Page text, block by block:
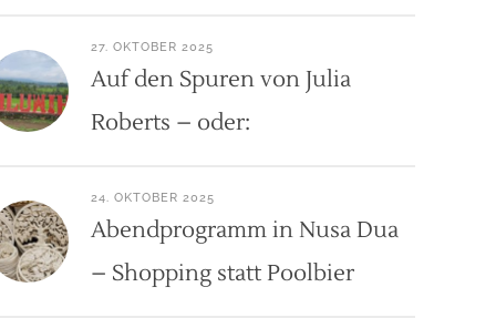
27. OKTOBER 2025
Auf den Spuren von Julia
Roberts – oder:
24. OKTOBER 2025
Abendprogramm in Nusa Dua
– Shopping statt Poolbier